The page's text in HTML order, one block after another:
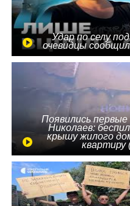
Удар по селу
очевидцы
Появились
Николаев:
крышу жилого
квартиру